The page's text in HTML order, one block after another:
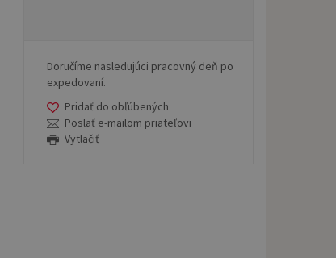
Doručíme nasledujúci pracovný deň po
expedovaní.
Pridať do obľúbených
Poslať e-mailom priateľovi
Vytlačiť